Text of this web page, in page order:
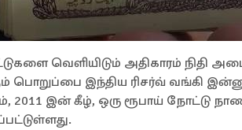
வெளியிடும் அதிகாரம் நிதி
பொறுப்பை இந்திய ரிசர்வ் வங்கி
2011 இன் கீழ், ஒரு ரூபாய் நோட்டு